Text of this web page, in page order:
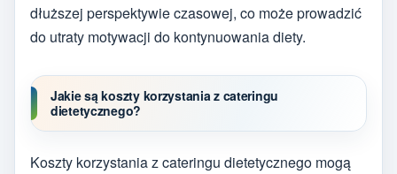
dłuższej perspektywie czasowej, co może prowadzić
do utraty motywacji do kontynuowania diety.
Jakie są koszty korzystania z cateringu
dietetycznego?
Koszty korzystania z cateringu dietetycznego mogą